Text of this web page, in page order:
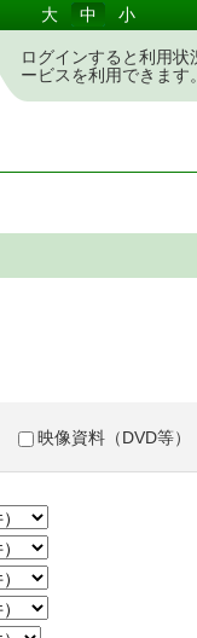
大 中 小
ログインすると利用状
ービスを利用できます。
映像資料（DVD等）